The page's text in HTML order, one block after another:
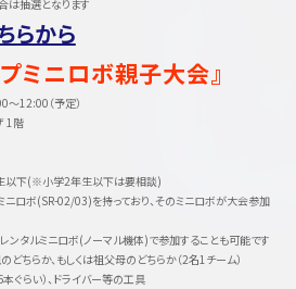
選となります
らから
プミニロボ親子大会』
～12:00（予定）
1階
以下(※小学2年生以下は要相談)
02/03)を持っており、そのミニロボが大会参加
ニロボ(ノーマル機体)で参加することも可能です
か、もしくは祖父母のどちらか（2名1チーム）
ぐらい）、ドライバー等の工具